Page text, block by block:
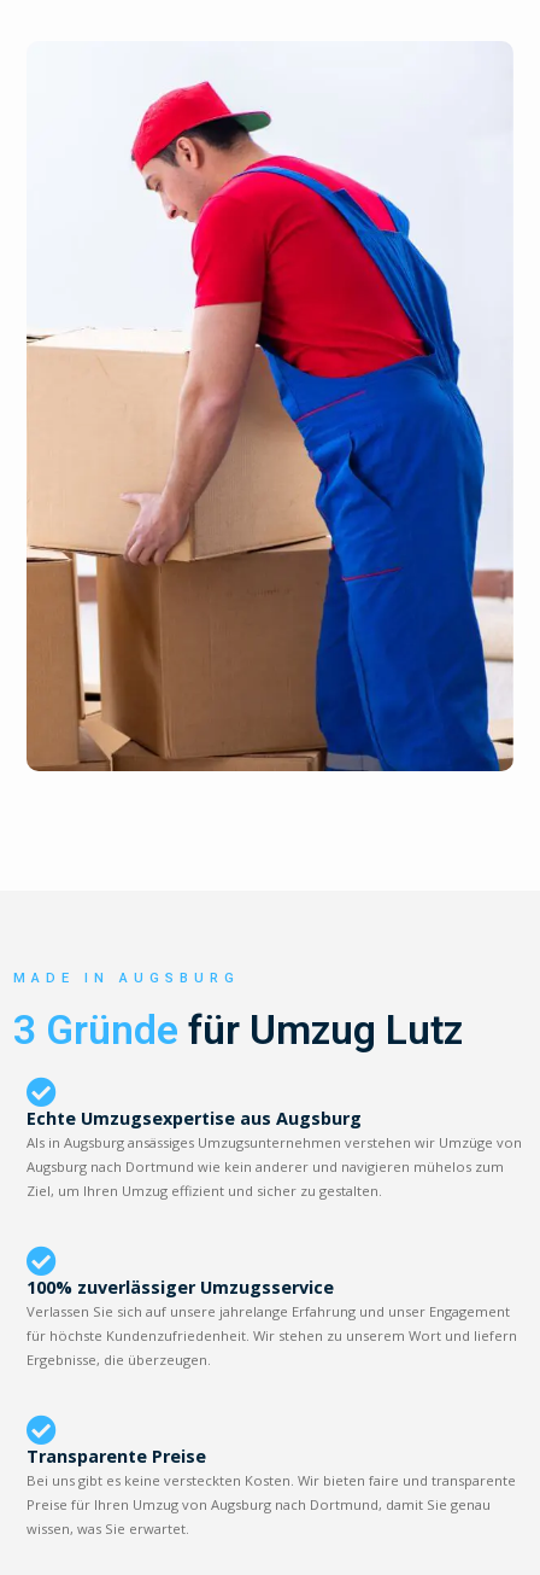
MADE IN AUGSBURG
3 Gründe für Umzug Lutz
Echte Umzugsexpertise aus Augsburg
Als in Augsburg ansässiges Umzugsunternehmen verstehen wir Umzüge von
Augsburg nach Dortmund wie kein anderer und navigieren mühelos zum
Ziel, um Ihren Umzug effizient und sicher zu gestalten.
100% zuverlässiger Umzugsservice
Verlassen Sie sich auf unsere jahrelange Erfahrung und unser Engagement
für höchste Kundenzufriedenheit. Wir stehen zu unserem Wort und liefern
Ergebnisse, die überzeugen.
Transparente Preise
Bei uns gibt es keine versteckten Kosten. Wir bieten faire und transparente
Preise für Ihren Umzug von Augsburg nach Dortmund, damit Sie genau
wissen, was Sie erwartet.